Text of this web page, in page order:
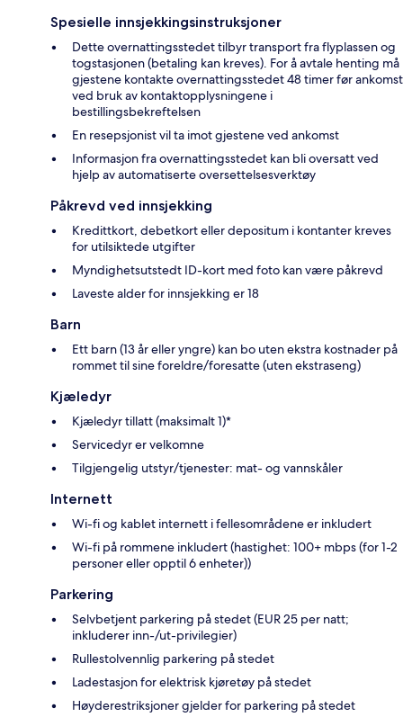
Spesielle innsjekkingsinstruksjoner
Dette overnattingsstedet tilbyr transport fra flyplassen og
togstasjonen (betaling kan kreves). For å avtale henting må
gjestene kontakte overnattingsstedet 48 timer før ankomst
ved bruk av kontaktopplysningene i
bestillingsbekreftelsen
En resepsjonist vil ta imot gjestene ved ankomst
Informasjon fra overnattingsstedet kan bli oversatt ved
hjelp av automatiserte oversettelsesverktøy
Påkrevd ved innsjekking
Kredittkort, debetkort eller depositum i kontanter kreves
for utilsiktede utgifter
Myndighetsutstedt ID-kort med foto kan være påkrevd
Laveste alder for innsjekking er 18
Barn
Ett barn (13 år eller yngre) kan bo uten ekstra kostnader på
rommet til sine foreldre/foresatte (uten ekstraseng)
Kjæledyr
Kjæledyr tillatt (maksimalt 1)*
Servicedyr er velkomne
Tilgjengelig utstyr/tjenester: mat- og vannskåler
Internett
Wi-fi og kablet internett i fellesområdene er inkludert
Wi-fi på rommene inkludert (hastighet: 100+ mbps (for 1-2
personer eller opptil 6 enheter))
Parkering
Selvbetjent parkering på stedet (EUR 25 per natt;
inkluderer inn-/ut-privilegier)
Rullestolvennlig parkering på stedet
Ladestasjon for elektrisk kjøretøy på stedet
Høyderestriksjoner gjelder for parkering på stedet